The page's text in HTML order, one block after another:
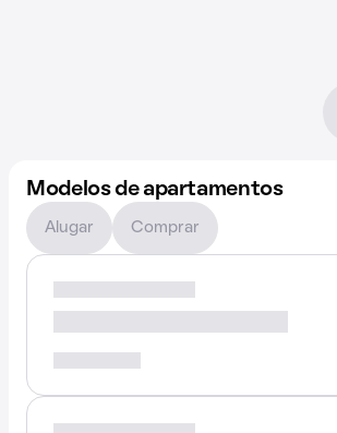
Modelos de apartamentos
Alugar Comprar